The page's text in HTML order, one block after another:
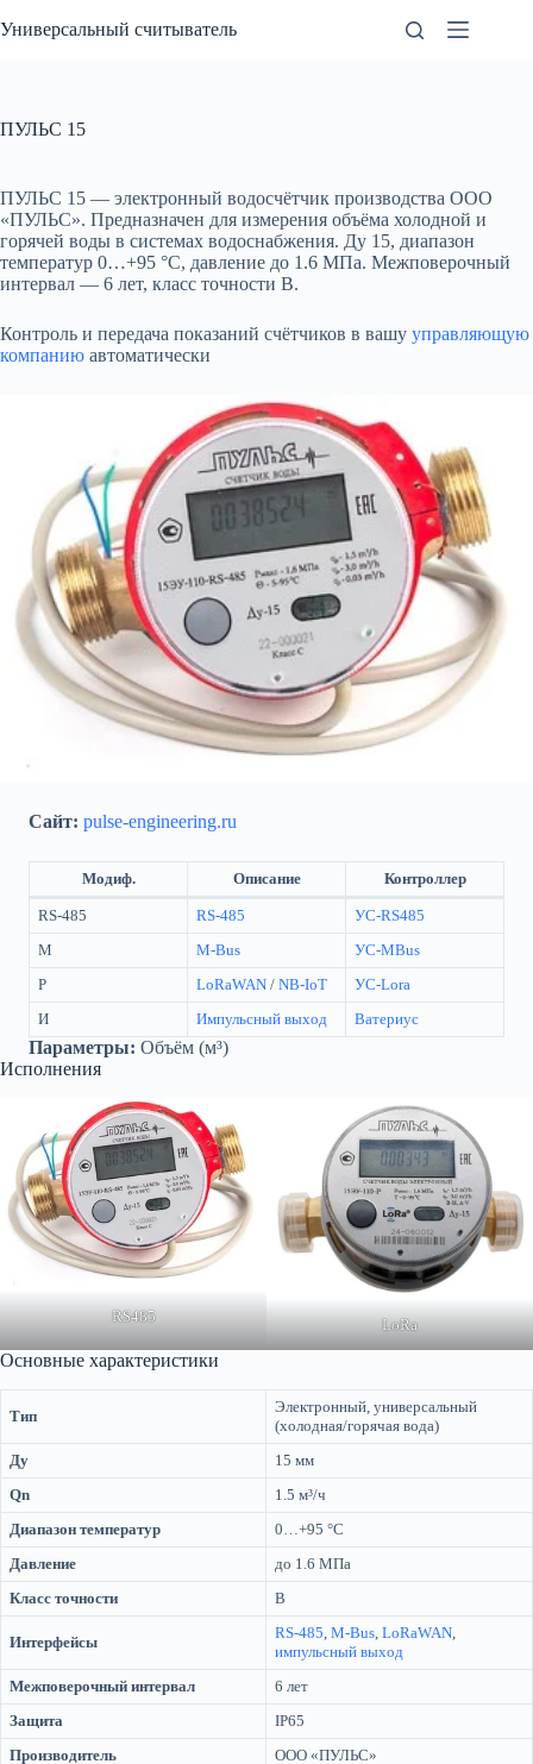
к
Универсальный считыватель
ПУЛЬС 15
ПУЛЬС 15 — электронный водосчётчик производства ООО
«ПУЛЬС». Предназначен для измерения объёма холодной и
горячей воды в системах водоснабжения. Ду 15, диапазон
температур 0…+95 °C, давление до 1.6 МПа. Межповерочный
интервал — 6 лет, класс точности B.
Контроль и передача показаний счётчиков в вашу управляющую
компанию автоматически
Сайт: pulse-engineering.ru
Модиф. Описание Контроллер
RS-485 RS-485
УС-RS485
М
M-Bus
УС-MBus
Р
LoRaWAN/ NB-IoT
УС-Lora
И
Импульсный выход Ватериус
Параметры: Объём (м³)
Исполнения
RS485
LoRa
Основные характеристики
Тип
Электронный, универсальный
(холодная/горячая вода)
Ду
15 мм
Qn
1.5 м³/ч
Диапазон температур
0…+95 °C
Давление
до 1.6 МПа
Класс точности
B
Интерфейсы
RS-485, M-Bus, LoRaWAN,
импульсный выход
Межповерочный интервал
6 лет
Защита
IP65
Производитель
ООО «ПУЛЬС»